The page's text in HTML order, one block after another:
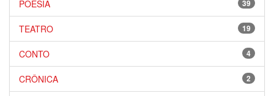
39
POESIA
19
TEATRO
4
CONTO
2
CRÔNICA